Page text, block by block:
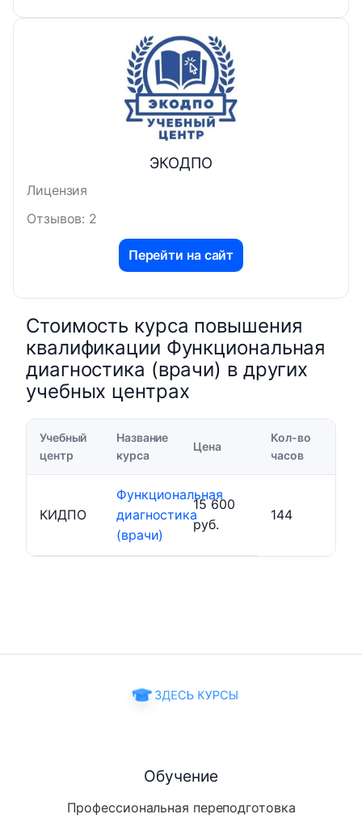
ЭКОДПО
Лицензия
Отзывов: 2
Перейти на сайт
Стоимость курса повышения
квалификации Функциональная
диагностика (врачи) в других
учебных центрах
Учебный
центр
Название
курса
Цена
Кол-во
часов
КИДПО
Функциональная
диагностика
(врачи)
15 600
руб.
144
Обучение
Профессиональная переподготовка